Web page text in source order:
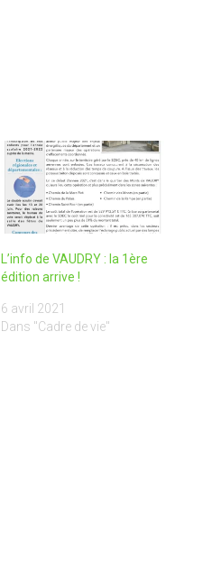
L’info de VAUDRY : la 1ère
édition arrive !
6 avril 2021
Dans "Cadre de vie"